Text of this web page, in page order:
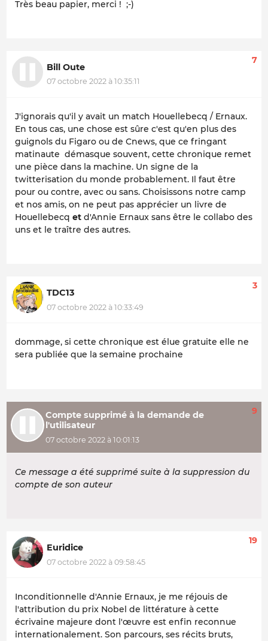
Très beau papier, merci ! ;-)
Bill Oute
07 octobre 2022 à 10:35:11
7
J'ignorais qu'il y avait un match Houellebecq / Ernaux.
En tous cas, une chose est sûre c'est qu'en plus des
guignols du Figaro ou de Cnews, que ce fringant
matinaute démasque souvent, cette chronique remet
une pièce dans la machine. Un signe de la
twitterisation du monde probablement. Il faut être
pour ou contre, avec ou sans. Choisissons notre camp
et nos amis, on ne peut pas apprécier un livre de
Houellebecq et d'Annie Ernaux sans être le collabo des
uns et le traître des autres.
TDC13
07 octobre 2022 à 10:33:49
3
dommage, si cette chronique est élue gratuite elle ne
sera publiée que la semaine prochaine
Compte supprimé à la demande de
l'utilisateur
07 octobre 2022 à 10:01:13
9
Ce message a été supprimé suite à la suppression du
compte de son auteur
Euridice
07 octobre 2022 à 09:58:45
19
Inconditionnelle d'Annie Ernaux, je me réjouis de
l'attribution du prix Nobel de littérature à cette
écrivaine majeure dont l'œuvre est enfin reconnue
internationalement. Son parcours, ses récits bruts,